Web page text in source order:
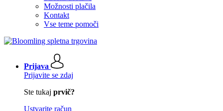
Možnosti plačila
Kontakt
Vse teme pomoči
Prijava
Prijavite se zdaj
Ste tukaj prvič?
Ustvarite račun